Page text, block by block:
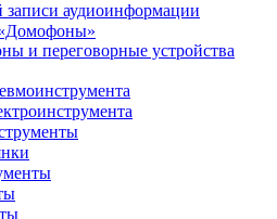
аудиоинформации
и переговорные устройства